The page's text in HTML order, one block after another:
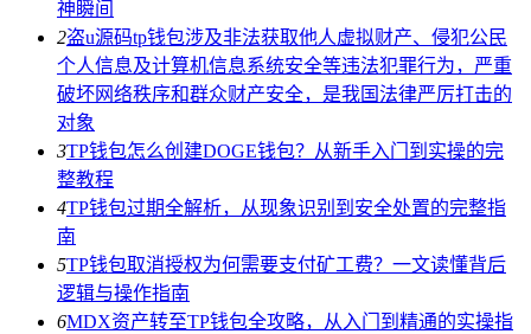
神瞬间
2盗u源码tp钱包涉及非法获取他人虚拟财产、侵犯公民
个人信息及计算机信息系统安全等违法犯罪行为，严重
破坏网络秩序和群众财产安全，是我国法律严厉打击的
对象
3TP钱包怎么创建DOGE钱包？从新手入门到实操的完
整教程
4TP钱包过期全解析，从现象识别到安全处置的完整指
南
5TP钱包取消授权为何需要支付矿工费？一文读懂背后
逻辑与操作指南
6MDX资产转至TP钱包全攻略，从入门到精通的实操指